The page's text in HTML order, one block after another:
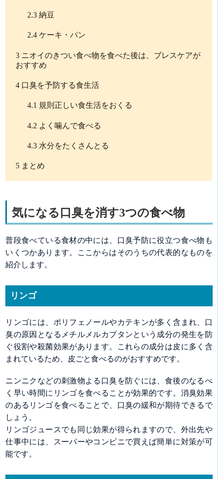
2.3 納豆
2.4 ケーキ・パン
3 ニオイのきつい食べ物を食べた後は、ブレスケアが
おすすめ
4 口臭を予防する食生活
4.1 規則正しい食生活をおくる
4.2 よく噛んで食べる
4.3 水分をたくさんとる
5 まとめ
気になる口臭を消す3つの食べ物
普段食べている食材の中には、口臭予防に役立つ食べ物も
いくつかあります。ここからはそのうちの代表的なものを
紹介します。
リンゴ
リンゴには、ポリフェノールやカテキンが多く含まれ、口
臭の原因となるメチルメルカプタンという成分の発生を防
ぐ役割や殺菌効果があります。これらの成分は皮に多く含
まれているため、皮ごと食べるのがおすすめです。
ニンニクなどの刺激物よる口臭を防ぐには、食後のなるべ
く早い時間にリンゴを食べることが効果的です。消臭効果
のあるリンゴを食べることで、口臭の緩和が期待できるで
しょう。
リンゴジュースでも同じ効果が得られますので、外出先や
仕事中には、スーパーやコンビニで買えば簡単に対策が可
能です。